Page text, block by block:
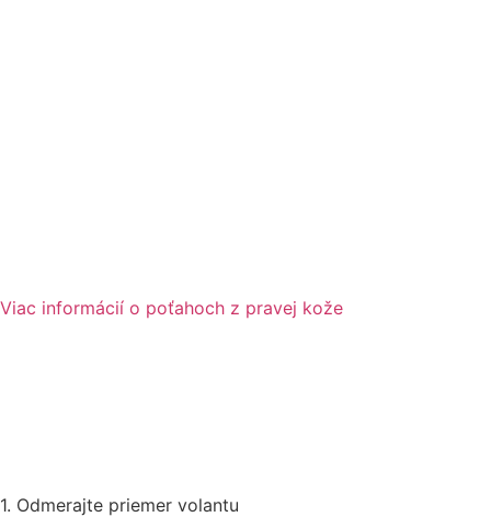
Viac informácií o poťahoch z pravej kože
1. Odmerajte priemer volantu